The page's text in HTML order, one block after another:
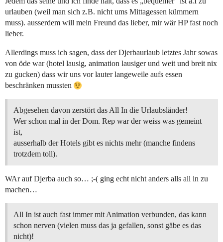
urlauben (weil man sich z.B. nicht ums Mittagessen kümmern
muss). ausserdem will mein Freund das lieber, mir wär HP fast noch
lieber.
Allerdings muss ich sagen, dass der Djerbaurlaub letztes Jahr sowas
von öde war (hotel lausig, animation lausiger und weit und breit nix
zu gucken) dass wir uns vor lauter langeweile aufs essen
beschränken mussten
Abgesehen davon zerstört das All In die Urlaubsländer!
Wer schon mal in der Dom. Rep war der weiss was gemeint
ist,
ausserhalb der Hotels gibt es nichts mehr (manche findens
trotzdem toll).
WAr auf Djerba auch so… ;-( ging echt nicht anders alls all in zu
machen…
All In ist auch fast immer mit Animation verbunden, das kann
schon nerven (vielen muss das ja gefallen, sonst gäbe es das
nicht)!